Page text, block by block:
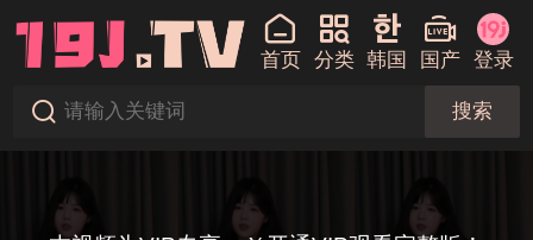
首页 分类 韩国 国产 登录
搜索